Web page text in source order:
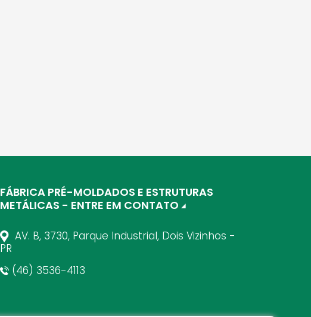
FÁBRICA PRÉ-MOLDADOS E ESTRUTURAS
METÁLICAS - ENTRE EM CONTATO
AV. B, 3730, Parque Industrial, Dois Vizinhos -
PR
(46) 3536-4113